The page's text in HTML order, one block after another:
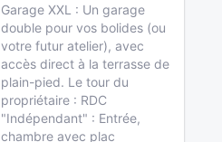
Garage XXL : Un garage
double pour vos bolides (ou
votre futur atelier), avec
accès direct à la terrasse de
plain-pied. Le tour du
propriétaire : RDC
"Indépendant" : Entrée,
chambre avec plac